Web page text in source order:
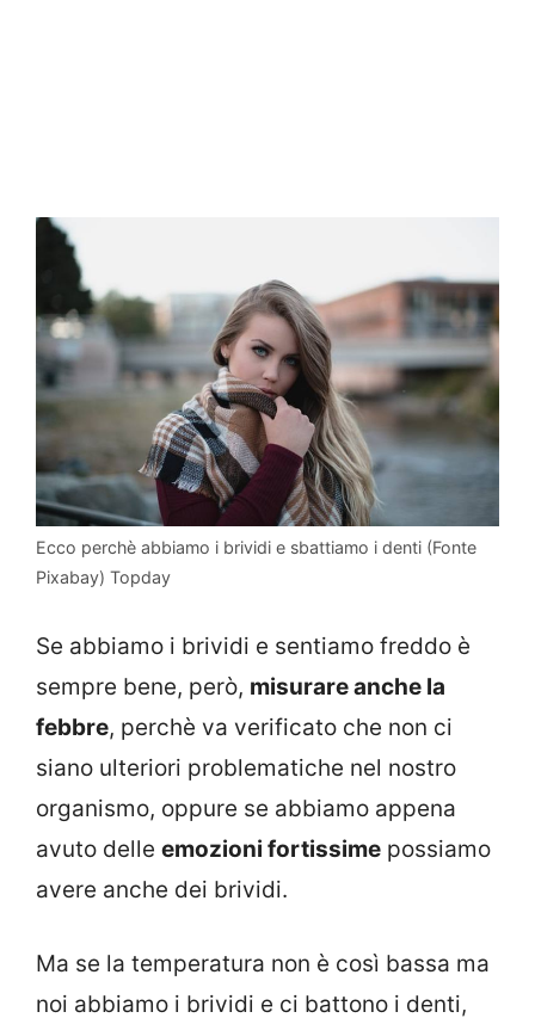
Ecco perchè abbiamo i brividi e sbattiamo i denti (Fonte
Pixabay) Topday
Se abbiamo i brividi e sentiamo freddo è
sempre bene, però, misurare anche la
febbre, perchè va verificato che non ci
siano ulteriori problematiche nel nostro
organismo, oppure se abbiamo appena
avuto delle emozioni fortissime possiamo
avere anche dei brividi.
Ma se la temperatura non è così bassa ma
noi abbiamo i brividi e ci battono i denti,